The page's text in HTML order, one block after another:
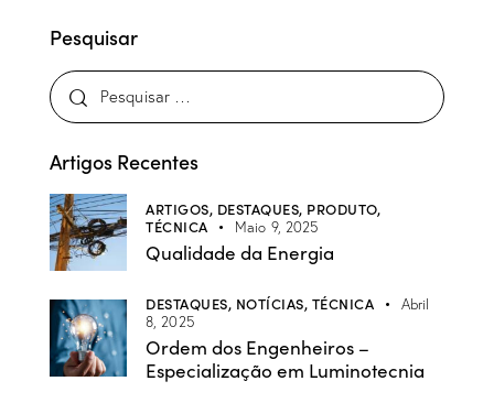
Pesquisar
Artigos Recentes
ARTIGOS, DESTAQUES, PRODUTO,
TÉCNICA
Maio 9, 2025
Qualidade da Energia
DESTAQUES, NOTÍCIAS, TÉCNICA
Abril
8, 2025
Ordem dos Engenheiros –
Especialização em Luminotecnia